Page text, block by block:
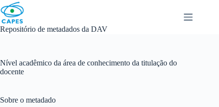
Skip
to
content
Repositório de metadados da DAV
Nível acadêmico da área de conhecimento da titulação do
docente
Sobre o metadado